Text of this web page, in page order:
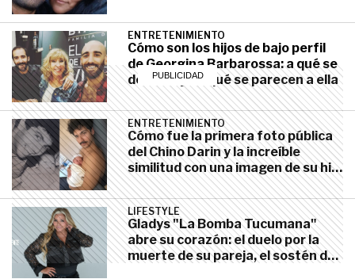
UNCATEGORIZED noviembre 19, 2017
ENTRETENIMIENTO
Cómo son los hijos de bajo perfil
de Georgina Barbarossa: a qué se
dedican y en qué se parecen a ella
ENTRETENIMIENTO
Cómo fue la primera foto pública
del Chino Darin y la increíble
similitud con una imagen de su hijo
Dante
LIFESTYLE
Gladys "La Bomba Tucumana"
abre su corazón: el duelo por la
muerte de su pareja, el sostén de